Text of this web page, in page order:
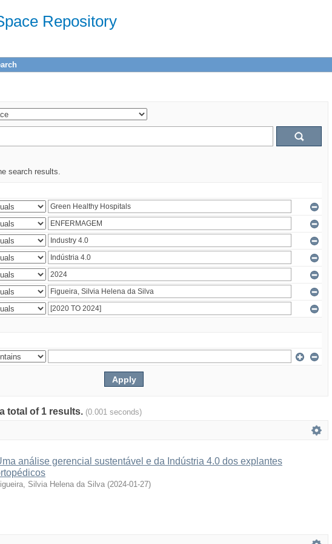
Repository
search results.
total of 1 results. (0.001 seconds)
análise gerencial sustentável e da Indústria 4.0 dos explantes
Silvia Helena da Silva (2024-01-27)